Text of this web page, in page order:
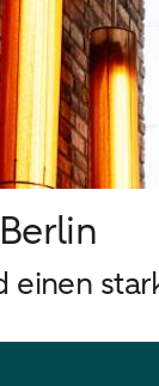
einen